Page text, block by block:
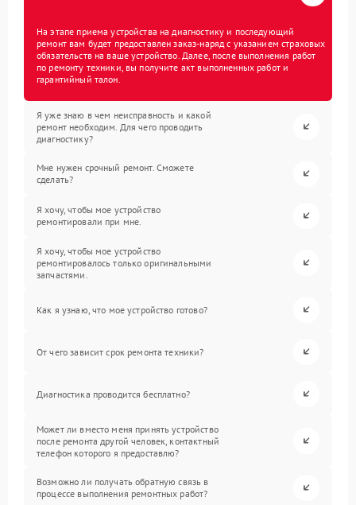
На этапе приема устройства на диагностику и последующий
ремонт вам будет предоставлен заказ-наряд с указанием страховых
обязательств на ваше устройство. Далее, после выполнения работ
по ремонту техники, вы получите акт выполненных работ и
гарантийный талон.
Я уже знаю в чем неисправность и какой
ремонт необходим. Для чего проводить
диагностику?
Мне нужен срочный ремонт. Сможете
сделать?
Я хочу, чтобы мое устройство
ремонтировали при мне.
Я хочу, чтобы мое устройство
ремонтировалось только оригинальными
запчастями.
Как я узнаю, что мое устройство готово?
От чего зависит срок ремонта техники?
Диагностика проводится бесплатно?
Может ли вместо меня принять устройство
после ремонта другой человек, контактный
телефон которого я предоставлю?
Возможно ли получать обратную связь в
процессе выполнения ремонтных работ?